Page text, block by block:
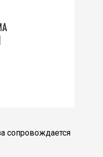
сопровождается